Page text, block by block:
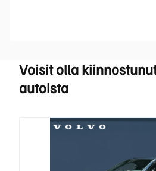
Voisit olla
autoista